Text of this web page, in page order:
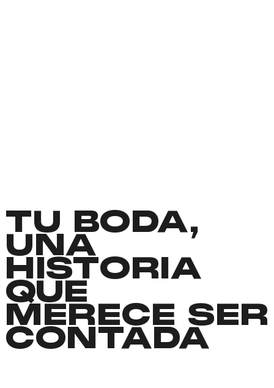
TU BODA,
UNA
HISTORIA
QUE
MERECE SER
CONTADA